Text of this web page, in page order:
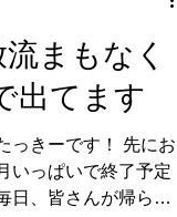
晴れた日の昼間は正
車周りに集まって、
ので、半日だけ来る
リバべの正解で
の日は1日通して釣れ
いてくるので、SRや
い。 🐟 今週の放流
まもなく
出てます
っきーです！ 先にお
いっぱいで終了予定
日、皆さんが帰られ